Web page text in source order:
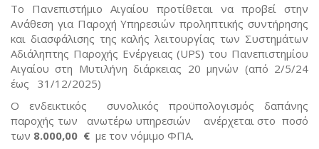
Το Πανεπιστήμιο Αιγαίου προτίθεται να προβεί στην
Ανάθεση για Παροχή Υπηρεσιών προληπτικής συντήρησης
και διασφάλισης της καλής λειτουργίας των Συστημάτων
Αδιάληπτης Παροχής Ενέργειας (UPS) του Πανεπιστημίου
Αιγαίου στη Μυτιλήνη διάρκειας 20 μηνών (από 2/5/24
έως 31/12/2025)
Ο ενδεικτικός συνολικός προϋπολογισμός δαπάνης
παροχής των ανωτέρω υπηρεσιών ανέρχεται στο ποσό
των 8.000,00 € με τον νόμιμο ΦΠΑ.